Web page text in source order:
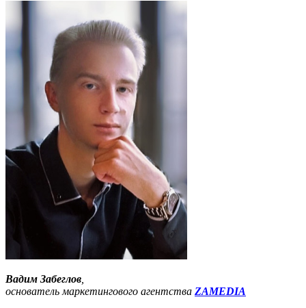
Вадим Забеглов,
основатель маркетингового агентства ZAMEDIA